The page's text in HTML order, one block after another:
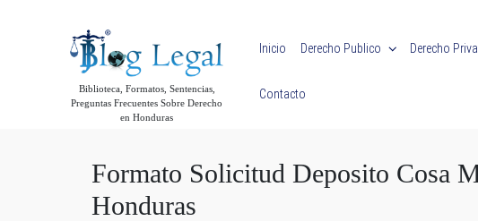
Biblioteca, Formatos, Sentencias,
Preguntas Frecuentes Sobre Derecho
en Honduras
Inicio Derecho Publico Derecho
Contacto
Formato Solicitud Deposito Cosa
Honduras